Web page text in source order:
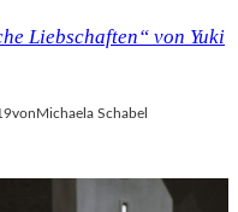
Liebschaften“ von Yuki
vonMichaela Schabel